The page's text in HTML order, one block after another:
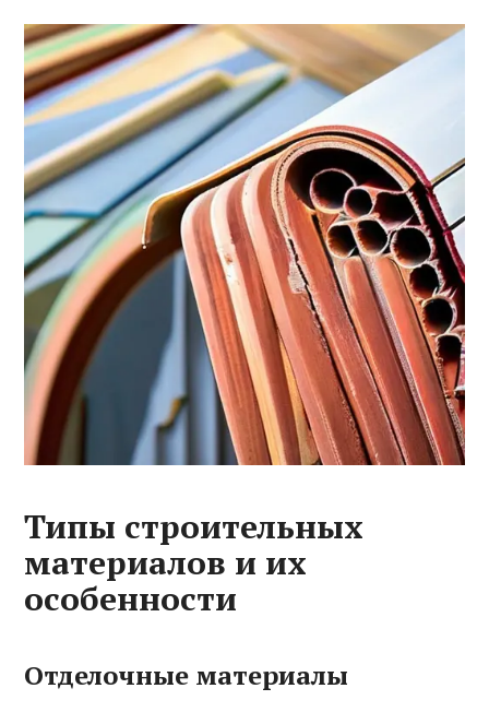
Типы строительных
материалов и их
особенности
Отделочные материалы